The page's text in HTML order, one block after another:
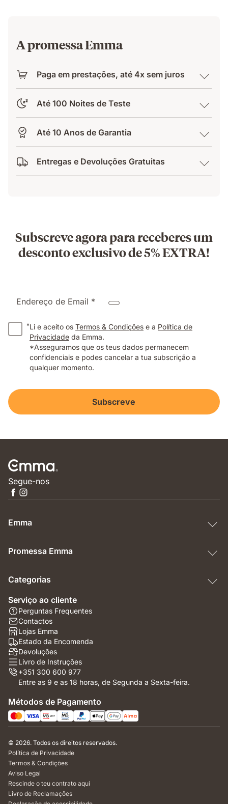
A promessa Emma
Paga em prestações, até 4x sem juros
Até 100 Noites de Teste
Até 10 Anos de Garantia
Entregas e Devoluções Gratuitas
Subscreve agora para receberes um
desconto exclusivo de 5% EXTRA!
Endereço de Email *
*Li e aceito os Termos & Condições e a Política de
Privacidade da Emma.
*Asseguramos que os teus dados permanecem
confidenciais e podes cancelar a tua subscrição a
qualquer momento.
Subscreve
Segue-nos
Emma
Promessa Emma
Categorias
Serviço ao cliente
Perguntas Frequentes
Contactos
Lojas Emma
Estado da Encomenda
Devoluções
Livro de Instruções
+351 300 600 977
Entre as 9 e as 18 horas, de Segunda a Sexta-feira.
Métodos de Pagamento
© 2026. Todos os direitos reservados.
Política de Privacidade
Termos & Condições
Aviso Legal
Rescinde o teu contrato aqui
Livro de Reclamações